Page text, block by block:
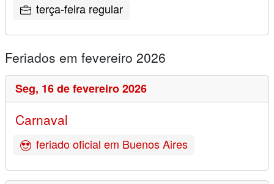
terça-feira regular
Feriados em fevereiro 2026
Seg, 16 de fevereiro 2026
Carnaval
feriado oficial em Buenos Aires